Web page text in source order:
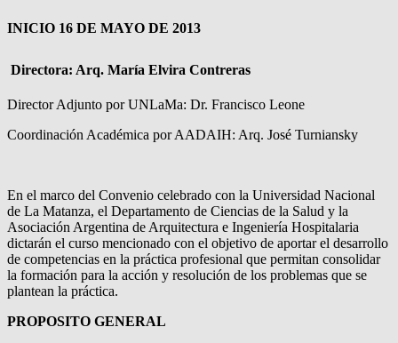
INICIO 16 DE MAYO DE 2013
Directora: Arq. María Elvira Contreras
Director Adjunto por UNLaMa: Dr. Francisco Leone
Coordinación Académica por AADAIH: Arq. José Turniansky
En el marco del Convenio celebrado con la Universidad Nacional
de La Matanza, el Departamento de Ciencias de la Salud y la
Asociación Argentina de Arquitectura e Ingeniería Hospitalaria
dictarán el curso mencionado con el objetivo de aportar el desarrollo
de competencias en la práctica profesional que permitan consolidar
la formación para la acción y resolución de los problemas que se
plantean la práctica.
PROPOSITO GENERAL